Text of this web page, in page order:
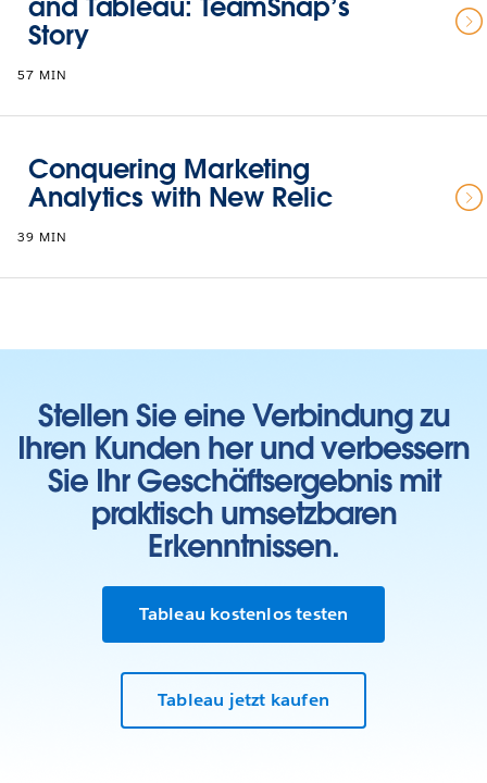
and Tableau: TeamSnap’s
Story
57 MIN
Conquering Marketing
Analytics with New Relic
39 MIN
Stellen Sie eine Verbindung zu
Ihren Kunden her und verbessern
Sie Ihr Geschäftsergebnis mit
praktisch umsetzbaren
Erkenntnissen.
Tableau kostenlos testen
Tableau jetzt kaufen